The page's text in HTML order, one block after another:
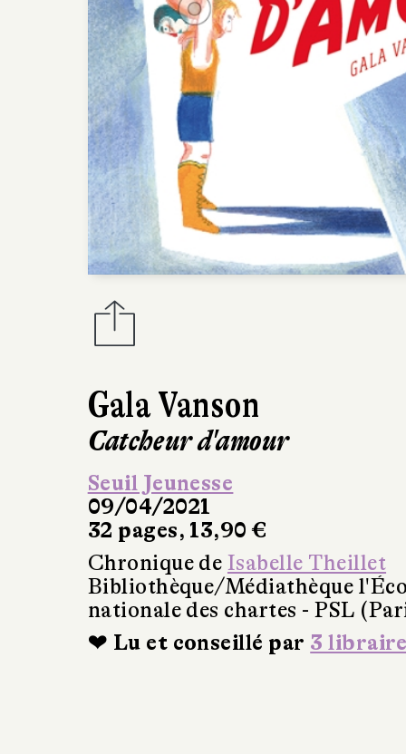
Gala Vanson
Catcheur d'amour
Seuil Jeunesse
09/04/2021
32 pages, 13,90 €
Chronique de Isabelle Theillet
Bibliothèque/Médiathèque
nationale des chartes - PSL
❤ Lu et conseillé par 3